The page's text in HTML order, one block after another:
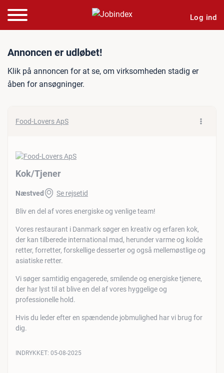
Log ind
Jobannonce: Kok/Tjener
Annoncen er udløbet!
Klik på annoncen for at se, om virksomheden stadig er
åben for ansøgninger.
Food-Lovers ApS
Kok/​Tjener
Næstved Se rejsetid
Bliv en del af vores energiske og venlige team!
Vores restaurant i Danmark søger en kreativ og erfaren kok,
der kan tilberede international mad, herunder varme og kolde
retter, forretter, forskellige desserter og også mellemøstlige og
asiatiske retter.
Vi søger samtidig engagerede, smilende og energiske tjenere,
der har lyst til at blive en del af vores hyggelige og
professionelle hold.
Hvis du leder efter en spændende jobmulighed har vi brug for
dig.
INDRYKKET: 05-08-2025